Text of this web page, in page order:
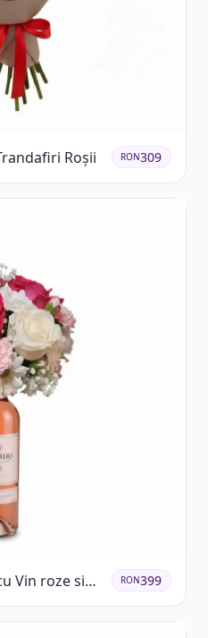
Roșii RON309
Vin roze si
RON399